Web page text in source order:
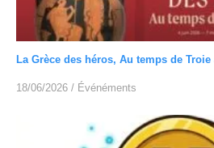
La Grèce des héros, Au temps de Troie
18/06/2026 / Événéments